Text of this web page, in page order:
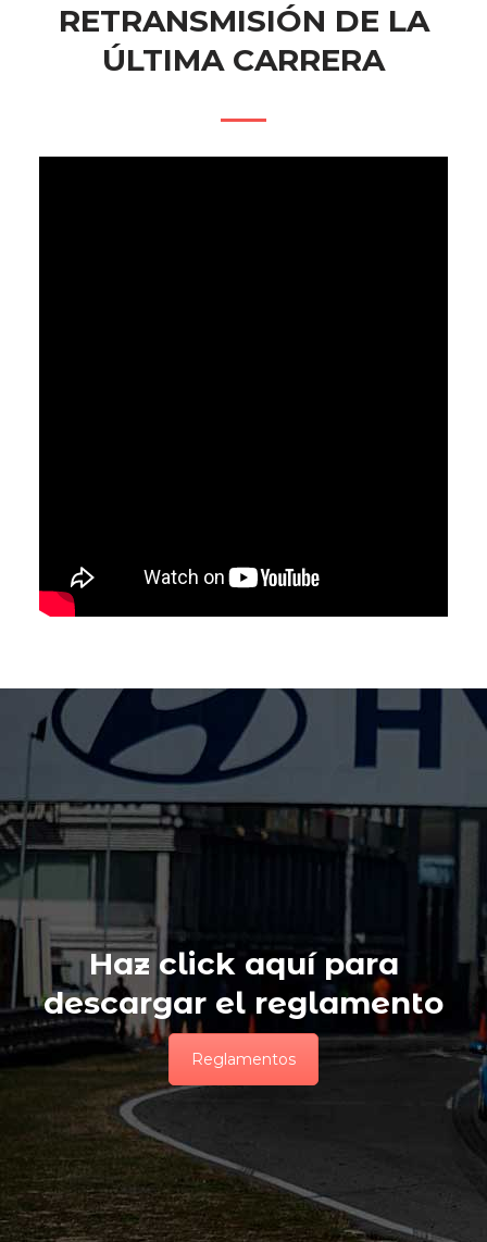
RETRANSMISIÓN DE LA
ÚLTIMA CARRERA
Haz click aquí para
descargar el reglamento
Reglamentos